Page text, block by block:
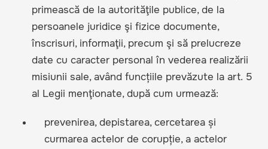
primească de la autorităţile publice, de la
persoanele juridice şi fizice documente,
înscrisuri, informaţii, precum şi să prelucreze
date cu caracter personal în vederea realizării
misiunii sale, având funcțiile prevăzute la art. 5
al Legii menţionate, după cum urmează:
prevenirea, depistarea, cercetarea și
curmarea actelor de corupție, a actelor